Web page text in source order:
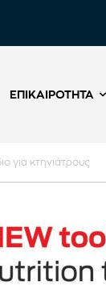
ΕΠΙΚΑΙΡΌΤΗΤΑ
για κτηνιάτρους